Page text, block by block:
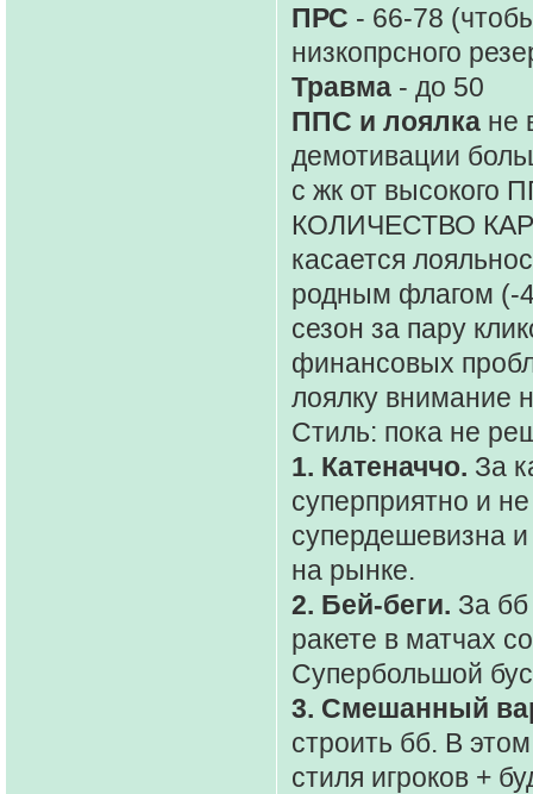
ПРС - 66-78
низкопрсного
Травма - до 50
ППС и лоялка не
демотивации
с жк от
КОЛИЧЕСТВО
касается
родным флагом (-
сезон за пару
финансовых
лоялку внимание
Стиль: пока не
1. Катеначчо. За
суперприятно и
супердешевизна и
на рынке.
2. Бей-беги. За
ракете в матчах
Супербольшой
3. Смешанный
строить бб. В
стиля игроков +